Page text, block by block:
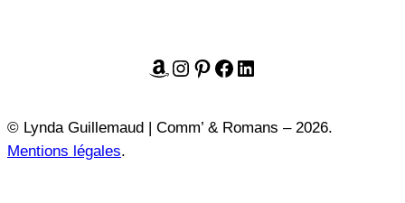
Amazon
Instagram
Pinterest
Facebook
LinkedIn
© Lynda Guillemaud | Comm’ & Romans – 2026.
Mentions légales.